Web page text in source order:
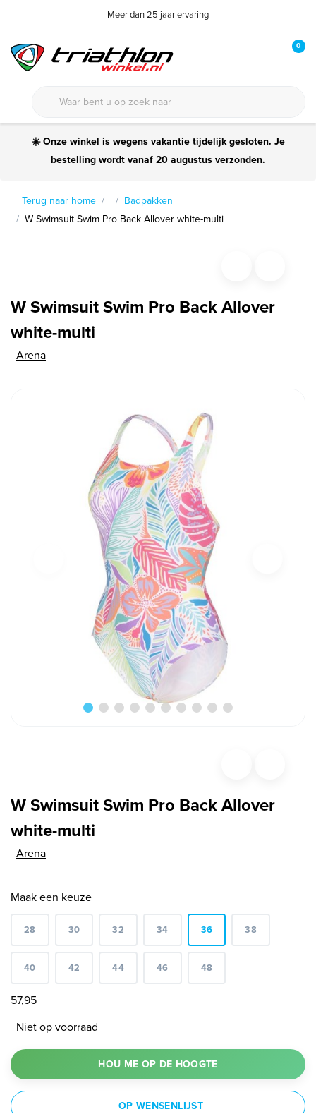
Meer dan 25 jaar ervaring
0
☀️ Onze winkel is wegens vakantie tijdelijk gesloten. Je
bestelling wordt vanaf 20 augustus verzonden.
Terug naar home
Badpakken
W Swimsuit Swim Pro Back Allover white-multi
W Swimsuit Swim Pro Back Allover
white-multi
Arena
W Swimsuit Swim Pro Back Allover
white-multi
Arena
Maak een keuze
28 30 32 34 36 38
40 42 44 46 48
57,95
Niet op voorraad
HOU ME OP DE HOOGTE
OP WENSENLIJST